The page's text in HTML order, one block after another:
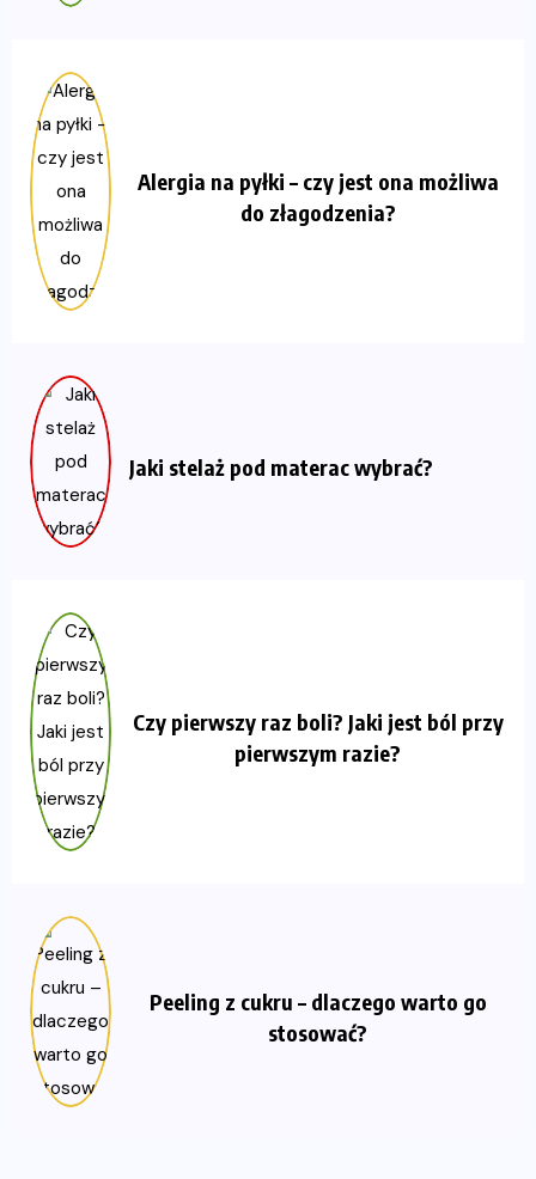
Alergia na pyłki – czy jest ona możliwa
do złagodzenia?
Jaki stelaż pod materac wybrać?
Czy pierwszy raz boli? Jaki jest ból przy
pierwszym razie?
Peeling z cukru – dlaczego warto go
stosować?